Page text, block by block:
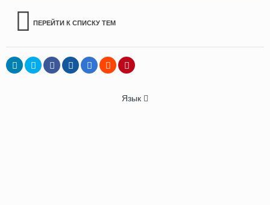
ПЕРЕЙТИ К СПИСКУ ТЕМ
Язык